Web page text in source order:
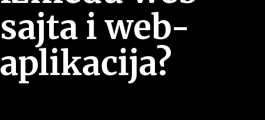
sajta i web-
aplikacija?